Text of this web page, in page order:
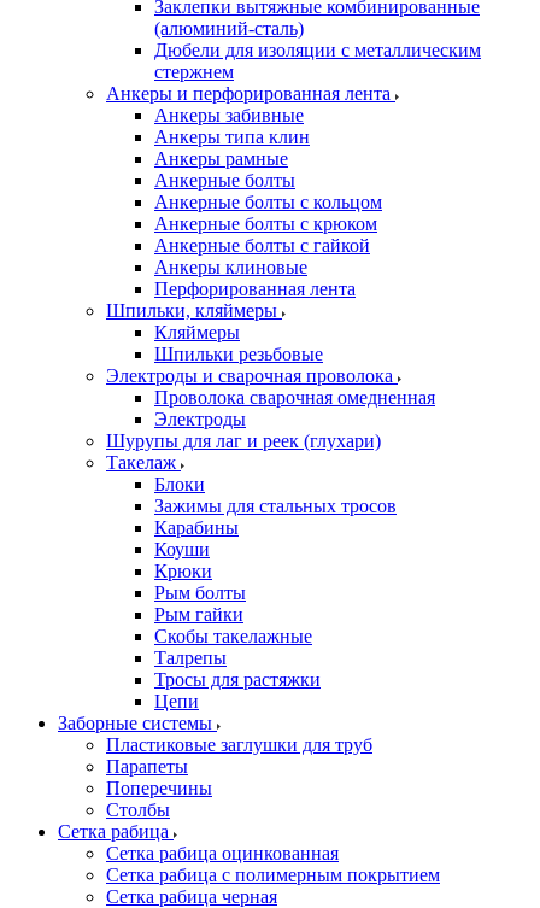
Заклепки вытяжные комбинированные
(алюминий-сталь)
Дюбели для изоляции с металлическим
стержнем
Анкеры и перфорированная лента
Анкеры забивные
Анкеры типа клин
Анкеры рамные
Анкерные болты
Анкерные болты с кольцом
Анкерные болты с крюком
Анкерные болты с гайкой
Анкеры клиновые
Перфорированная лента
Шпильки, кляймеры
Кляймеры
Шпильки резьбовые
Электроды и сварочная проволока
Проволока сварочная омедненная
Электроды
Шурупы для лаг и реек (глухари)
Такелаж
Блоки
Зажимы для стальных тросов
Карабины
Коуши
Крюки
Рым болты
Рым гайки
Скобы такелажные
Талрепы
Тросы для растяжки
Цепи
Заборные системы
Пластиковые заглушки для труб
Парапеты
Поперечины
Столбы
Сетка рабица
Сетка рабица оцинкованная
Сетка рабица с полимерным покрытием
Сетка рабица черная